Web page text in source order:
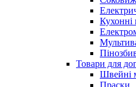
Кухонні
Товари для
Швейні
Праски